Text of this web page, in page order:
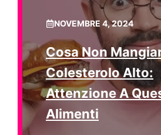
NOVEMBRE 4, 2024
Cosa Non
Colesterolo Alto:
Attenzione A
Alimenti